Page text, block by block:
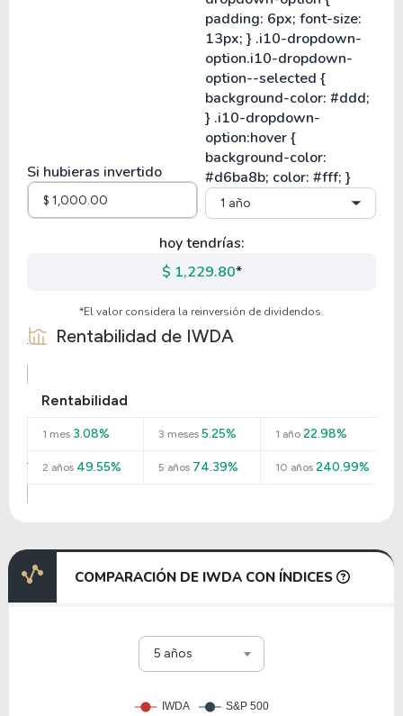
Si hubieras invertido
1 año
hoy tendrías:
$ 1,229.80*
*El valor considera la reinversión de dividendos.
Rentabilidad de IWDA
Rentabilidad
1 mes 3.08% 3 meses 5.25% 1 año22.98%
2 años 49.55% 5 años 74.39% 10 años240.99%
COMPARACIÓN DE IWDA CON ÍNDICES
5 años